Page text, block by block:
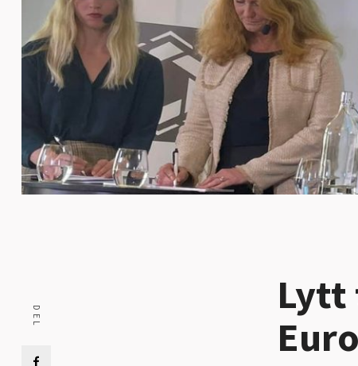
Lytt